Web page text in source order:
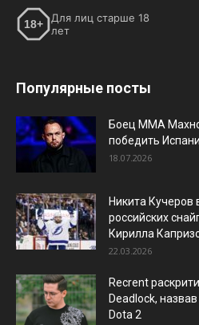
18+
Для лиц старше 18
лет
Популярные посты
Боец ММА
победить
18.07.2026
Никита Кучеров
российских
Кирилла
22.03.2026
Recrent
Deadlock,
Dota 2